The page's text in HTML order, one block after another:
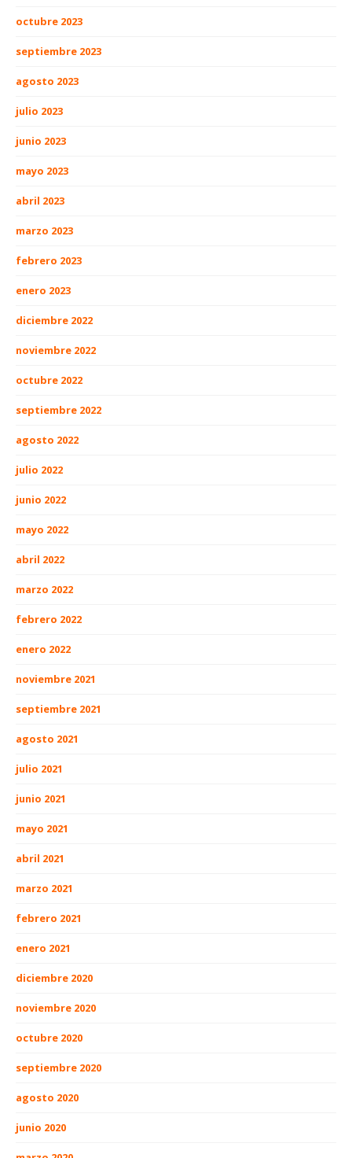
octubre 2023
septiembre 2023
agosto 2023
julio 2023
junio 2023
mayo 2023
abril 2023
marzo 2023
febrero 2023
enero 2023
diciembre 2022
noviembre 2022
octubre 2022
septiembre 2022
agosto 2022
julio 2022
junio 2022
mayo 2022
abril 2022
marzo 2022
febrero 2022
enero 2022
noviembre 2021
septiembre 2021
agosto 2021
julio 2021
junio 2021
mayo 2021
abril 2021
marzo 2021
febrero 2021
enero 2021
diciembre 2020
noviembre 2020
octubre 2020
septiembre 2020
agosto 2020
junio 2020